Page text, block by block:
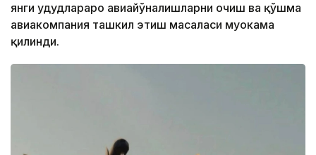
янги ҳудудлараро авиайўналишларни очиш ва қўшма
авиакомпания ташкил этиш масаласи муҳокама
қилинди.